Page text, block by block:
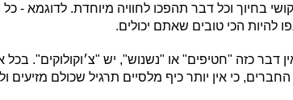
קושי בחיוך וכל דבר תהפכו לחוויה מיוחדת. לדוגמא -
להיות הכי טובים שאתם יכולים.
דבר כזה "חטיפים" או "נשנוש", יש "צ׳וקולוקים".
כי אין יותר כיף מלסיים תרגיל שכולם